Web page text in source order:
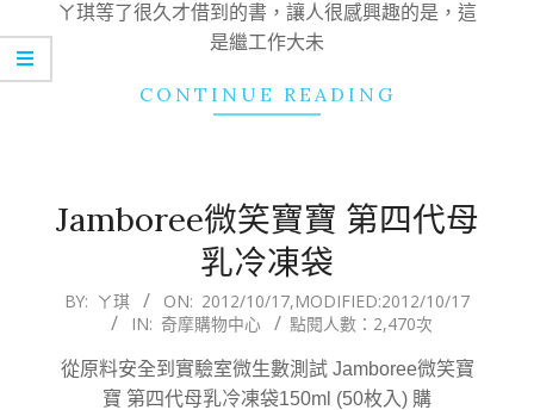
ㄚ琪等了很久才借到的書，讓人很感興趣的是，這
是繼工作大未
CONTINUE READING
Jamboree微笑寶寶 第四代母
乳冷凍袋
2012-
17
BY: ㄚ琪 ON: 2012/10/17,MODIFIED:2012/10/17
IN: 奇摩購物中心 點閱人數：2,470次
從原料安全到實驗室微生數測試 Jamboree微笑寶
寶 第四代母乳冷凍袋150ml (50枚入) 購